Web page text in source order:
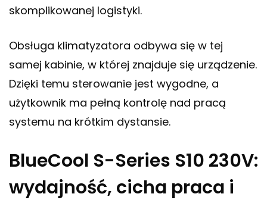
skomplikowanej logistyki.
Obsługa klimatyzatora odbywa się w tej
samej kabinie, w której znajduje się urządzenie.
Dzięki temu sterowanie jest wygodne, a
użytkownik ma pełną kontrolę nad pracą
systemu na krótkim dystansie.
BlueCool S-Series S10 230V:
wydajność, cicha praca i